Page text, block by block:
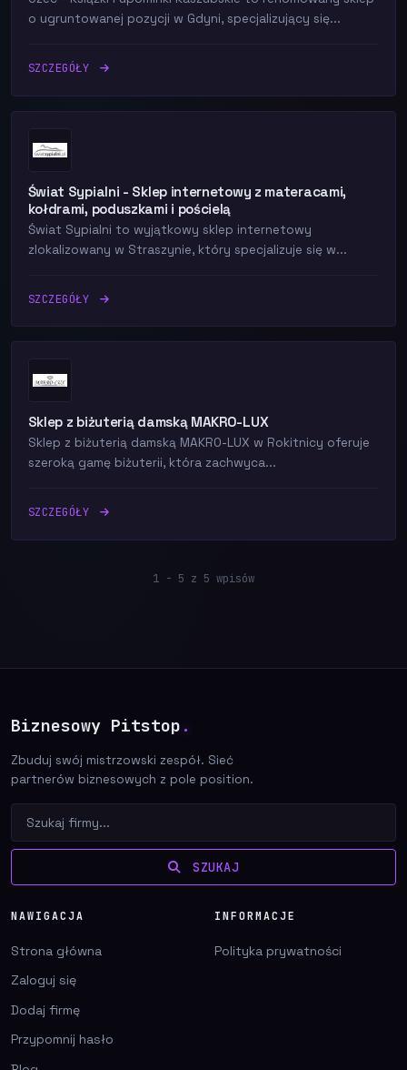
o ugruntowanej pozycji w Gdyni, specjalizujący się...
SZCZEGÓŁY
Świat Sypialni - Sklep internetowy z materacami,
kołdrami, poduszkami i pościelą
Świat Sypialni to wyjątkowy sklep internetowy
zlokalizowany w Straszynie, który specjalizuje się w...
SZCZEGÓŁY
Sklep z biżuterią damską MAKRO-LUX
Sklep z biżuterią damską MAKRO-LUX w Rokitnicy oferuje
szeroką gamę biżuterii, która zachwyca...
SZCZEGÓŁY
1 - 5 z 5 wpisów
Biznesowy Pitstop .
Zbuduj swój mistrzowski zespół. Sieć
partnerów biznesowych z pole position.
SZUKAJ
NAWIGACJA
Strona główna
Zaloguj się
Dodaj firmę
Przypomnij hasło
INFORMACJE
Polityka prywatności